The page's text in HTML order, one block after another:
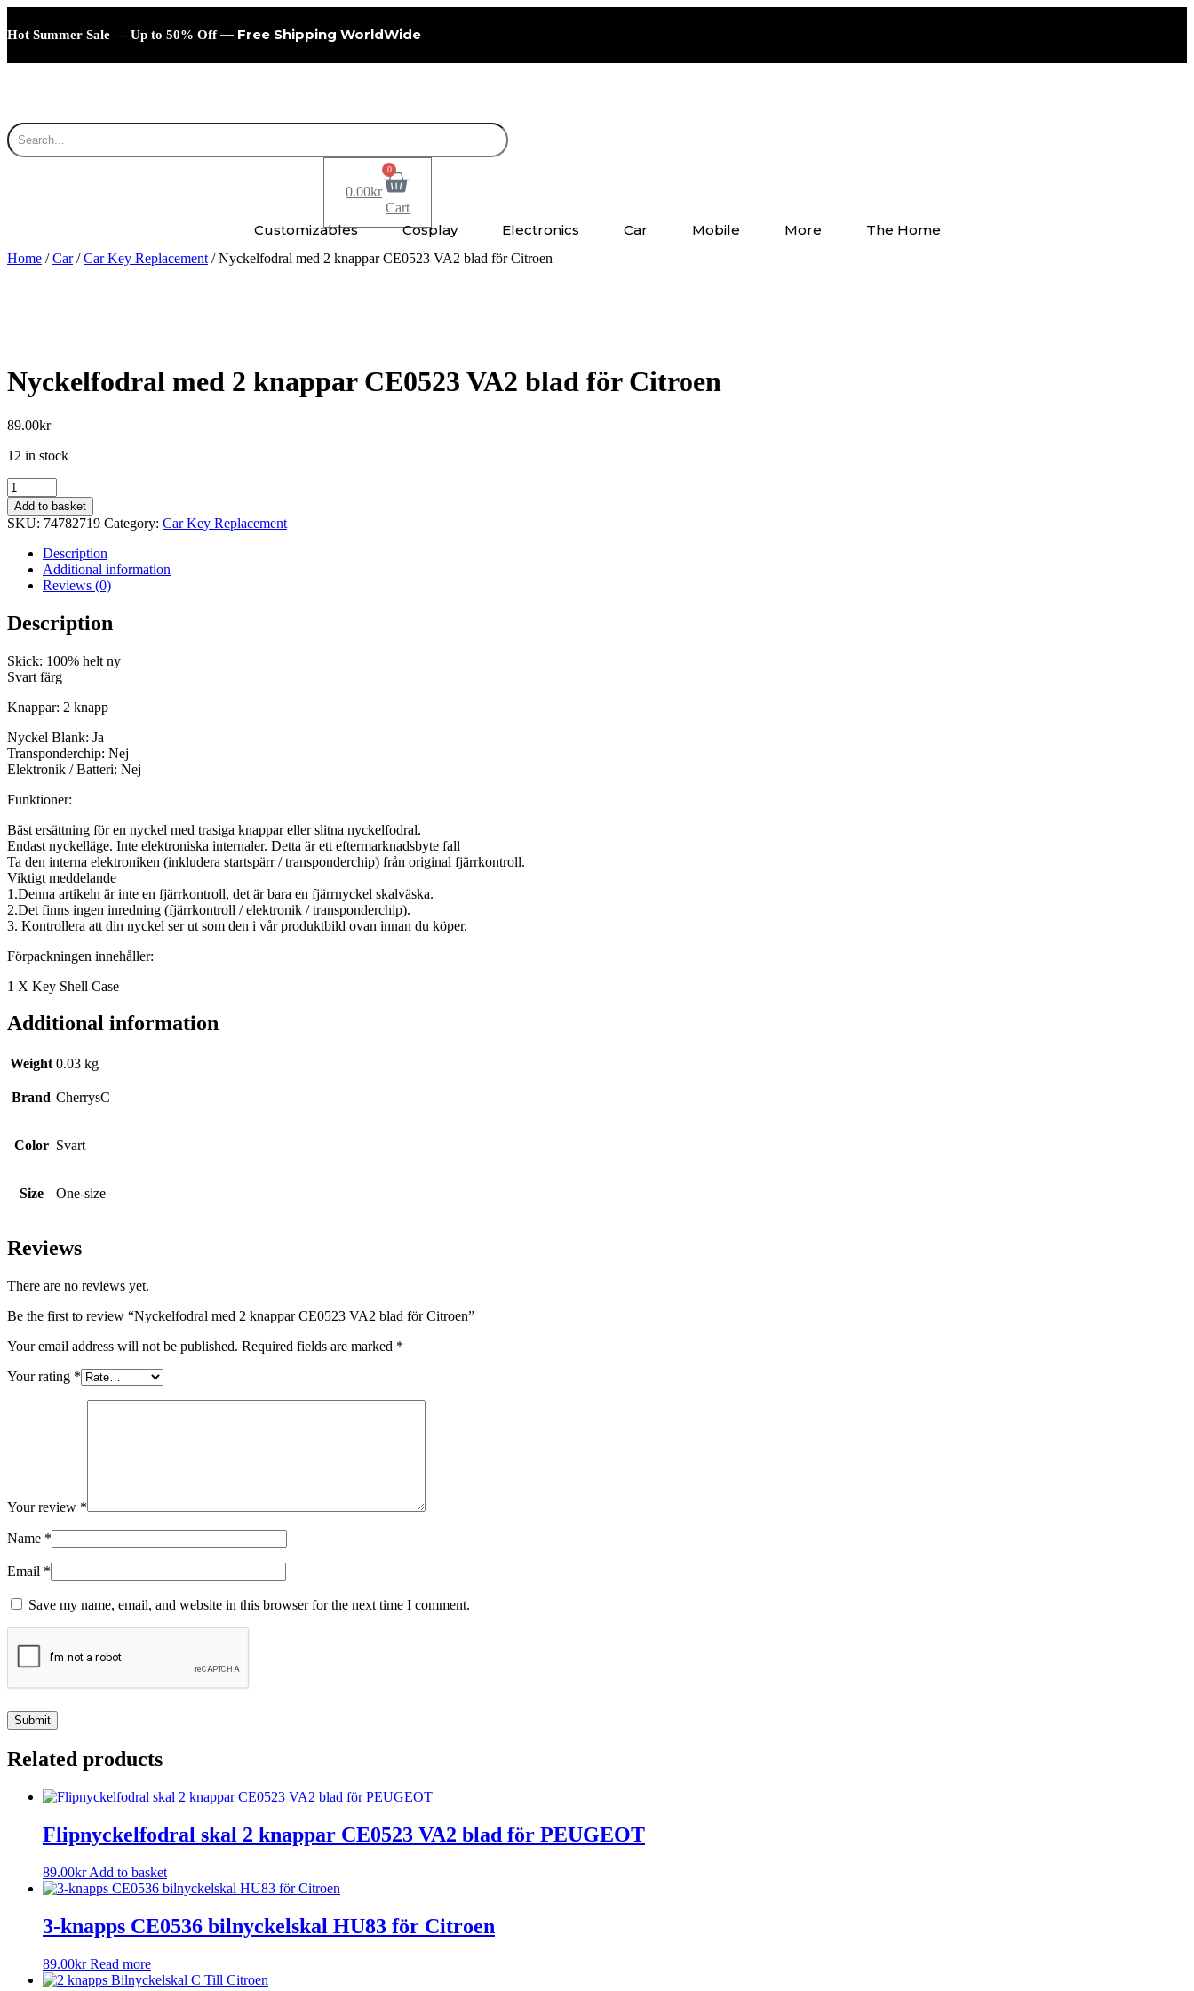
to
Hot Summer Sale — Up to 50% Off— Free Shipping WorldWide
0.00kr
0
Cart
Customizables Cosplay Electronics Car Mobile More The Home
Home /Car/Car Key Replacement / Nyckelfodral med 2 knappar CE0523 VA2 blad för Citroen
Nyckelfodral med 2 knappar CE0523 VA2 blad för Citroen
89.00kr
12 in stock
Nyckelfodral
med
2
knappar
CE0523
VA2
blad
Citroen
quantity
Add to basket
SKU: 74782719 Category: Car Key Replacement
Description
Additional information
Reviews (0)
Description
Skick: 100% helt ny
Svart färg
Knappar: 2 knapp
Nyckel Blank: Ja
Transponderchip: Nej
Elektronik / Batteri: Nej
Funktioner:
Bäst ersättning för en nyckel med trasiga knappar eller slitna nyckelfodral.
Endast nyckelläge. Inte elektroniska internaler. Detta är ett eftermarknadsbyte fall
Ta den interna elektroniken (inkludera startspärr / transponderchip) från original fjärrkontroll.
Viktigt meddelande
1.Denna artikeln är inte en fjärrkontroll, det är bara en fjärrnyckel skalväska.
2.Det finns ingen inredning (fjärrkontroll / elektronik / transponderchip).
3. Kontrollera att din nyckel ser ut som den i vår produktbild ovan innan du köper.
Förpackningen innehåller:
1 X Key Shell Case
Additional information
Weight 0.03 kg
Brand CherrysC
Color Svart
Size One-size
Reviews
There are no reviews yet.
Be the first to review “Nyckelfodral med 2 knappar CE0523 VA2 blad för Citroen”
Your email address will not be published. Required fields are marked *
Your rating *
Your review *
Name *
Email *
Save my name, email, and website in this browser for the next time I comment.
Related products
Flipnyckelfodral skal 2 knappar CE0523 VA2 blad för PEUGEOT
89.00kr Add to basket
3-knapps CE0536 bilnyckelskal HU83 för Citroen
89.00kr Read more